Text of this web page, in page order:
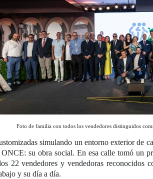
Foto de familia con todos los vendedores distinguidos
simulando un entorno exterior de
su obra social. En esa calle tomó un
22 vendedores y vendedoras
y su día a día.